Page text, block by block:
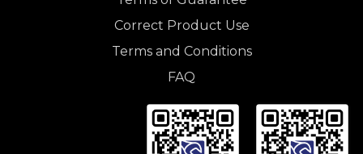
Correct Product Use
Terms and Conditions
FAQ